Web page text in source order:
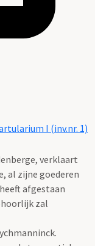
I (inv.nr. 1)
verklaart
al zijne goederen
afgestaan
zal